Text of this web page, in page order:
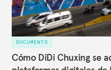
DOCUMENTO
Cómo DiDi Chuxing se